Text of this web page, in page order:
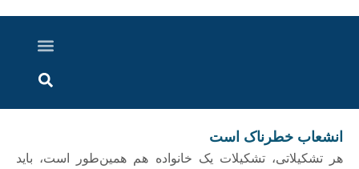
انشعاب خطرناک است
هر تشکیلاتی، تشکیلات یک خانواده هم همین‌طور است، باید